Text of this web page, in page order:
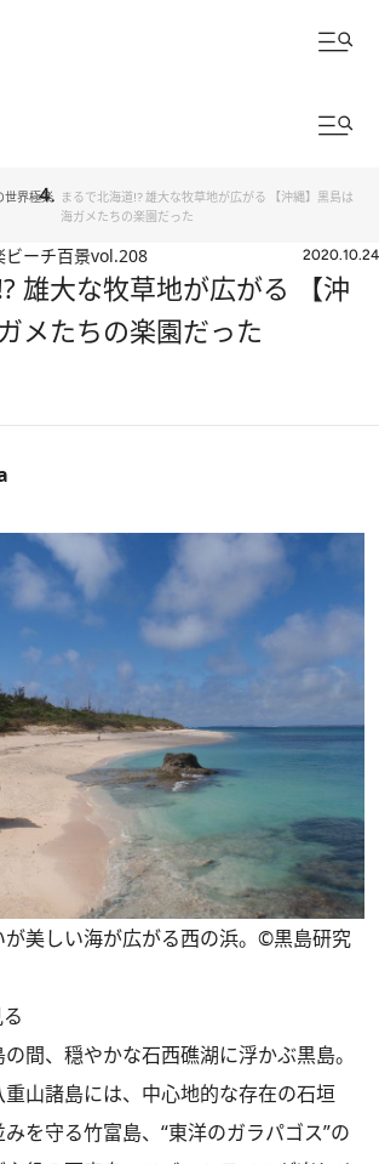
世界極楽 まるで北海道!? 雄大な牧草地が広がる 【沖縄】黒島は
海ガメたちの楽園だった
ビーチ百景vol.208 2020.10.24
雄大な牧草地が広がる 【沖
メたちの楽園だった
が美しい海が広がる西の浜。©️黒島研究
間、穏やかな石西礁湖に浮かぶ黒島。
山諸島には、中心地的な存在の石垣
を守る竹富島、“東洋のガラパゴス”の